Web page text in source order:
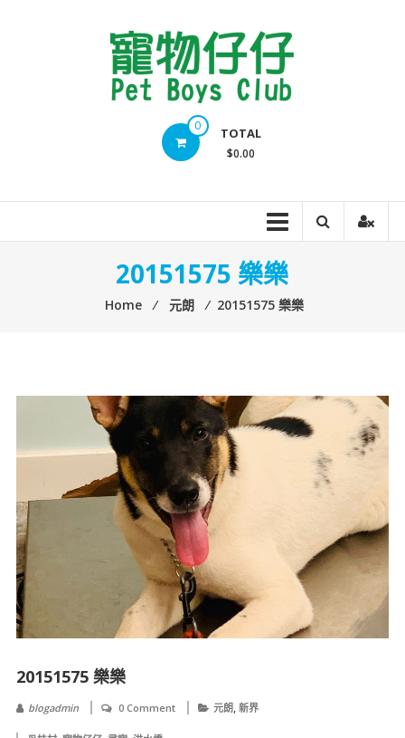
0 TOTAL
$0.00
20151575 樂樂
Home ⁄ 元朗 ⁄ 20151575 樂樂
20151575 樂樂
blogadmin 0 Comment 元朗, 新界